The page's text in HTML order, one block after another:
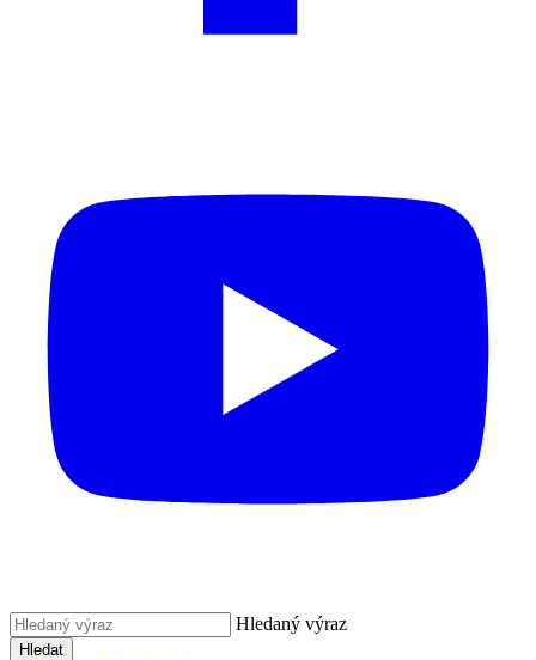
Hledaný výraz
Hledat